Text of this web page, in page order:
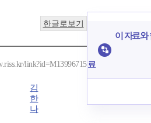
한글로보기
link?id=M13996715
김
한
나
이 자료와
료